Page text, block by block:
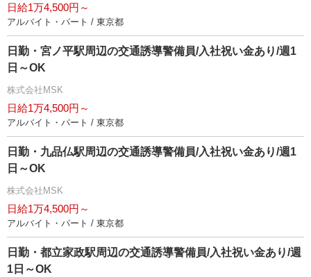
日給1万4,500円～
アルバイト・パート / 東京都
日勤・宮ノ平駅周辺の交通誘導警備員/入社祝い金あり/週1
日～OK
株式会社MSK
日給1万4,500円～
アルバイト・パート / 東京都
日勤・九品仏駅周辺の交通誘導警備員/入社祝い金あり/週1
日～OK
株式会社MSK
日給1万4,500円～
アルバイト・パート / 東京都
日勤・都立家政駅周辺の交通誘導警備員/入社祝い金あり/週
1日～OK